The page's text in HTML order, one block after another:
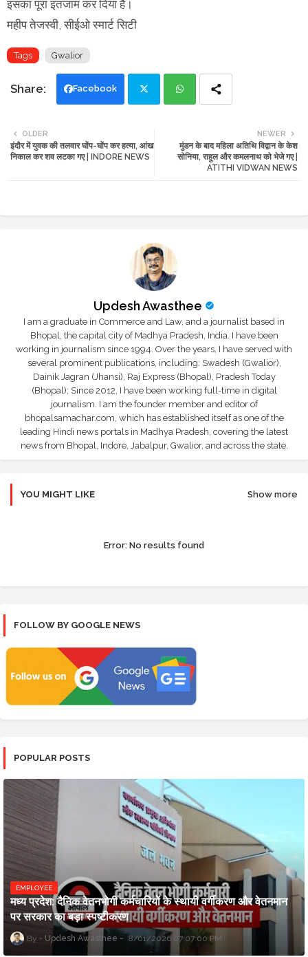
इसका पूरा इंतजाम कर दिया है।
महीप तेजस्वी, सीईओ स्मार्ट सिटी
Tags Gwalior
Facebook
tte ats
NEWER
मुंडन के बाद महिला अतिथि विद्वान के केश
सोनिया, राहुल और कमलनाथ को भेजे गए |
ATITHI VIDWAN NEWS
OLDER
इंदौर में युवक की तलवार घोंप-घोंप कर हत्या, आंख
निकाल कर शव लटका गए | INDORE NEWS
Updesh Awasthee
I am a graduate in Commerce and Law, and a journalist based in
Bhopal, the capital city of Madhya Pradesh, India. I have been
working in journalism since 1994. Over the years, I have served with
several prominent publications, including: Swadesh (Gwalior),
Dainik Jagran (Jhansi), Raj Express (Bhopal), Pradesh Today
(Bhopal); Since 2012, I have been working full-time in digital
journalism. I am the founder member and editor of
bhopalsamachar.com, which has established itself as one of the
leading Hindi news portals in Madhya Pradesh, covering the latest
news from Bhopal, Indore, Jabalpur, Gwalior, and across the state.
YOU MIGHT LIKE Show more
Error: No results found
FOLLOW BY GOOGLE NEWS
POPULAR POSTS
EMPLOYEE
मध्य प्रदेश: दैनिक वेतनभोगी कर्मचारियों के स्थायी वर्गीकरण और वेतनमान
पर सरकार का बड़ा स्पष्टीकरण
Updesh Awasthee 8/01/2026 07:07:00 PM